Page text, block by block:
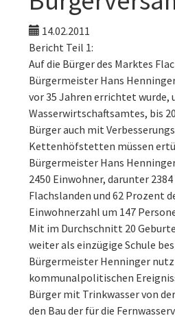
14.02.2011
Bericht Teil 1:
Auf die Bürger des Marktes
Bürgermeister Hans
vor 35 Jahren errichtet wurde,
Wasserwirtschaftsamtes, bis
Bürger auch mit
Kettenhöfstetten müssen
Bürgermeister Hans
2450 Einwohner, darunter
Flachslanden und 62 Prozent
Einwohnerzahl um 147
Mit im Durchschnitt 20
weiter als einzügige Schule
Bürgermeister Henninger
kommunalpolitischen
Bürger mit Trinkwasser von
den Bau der für die